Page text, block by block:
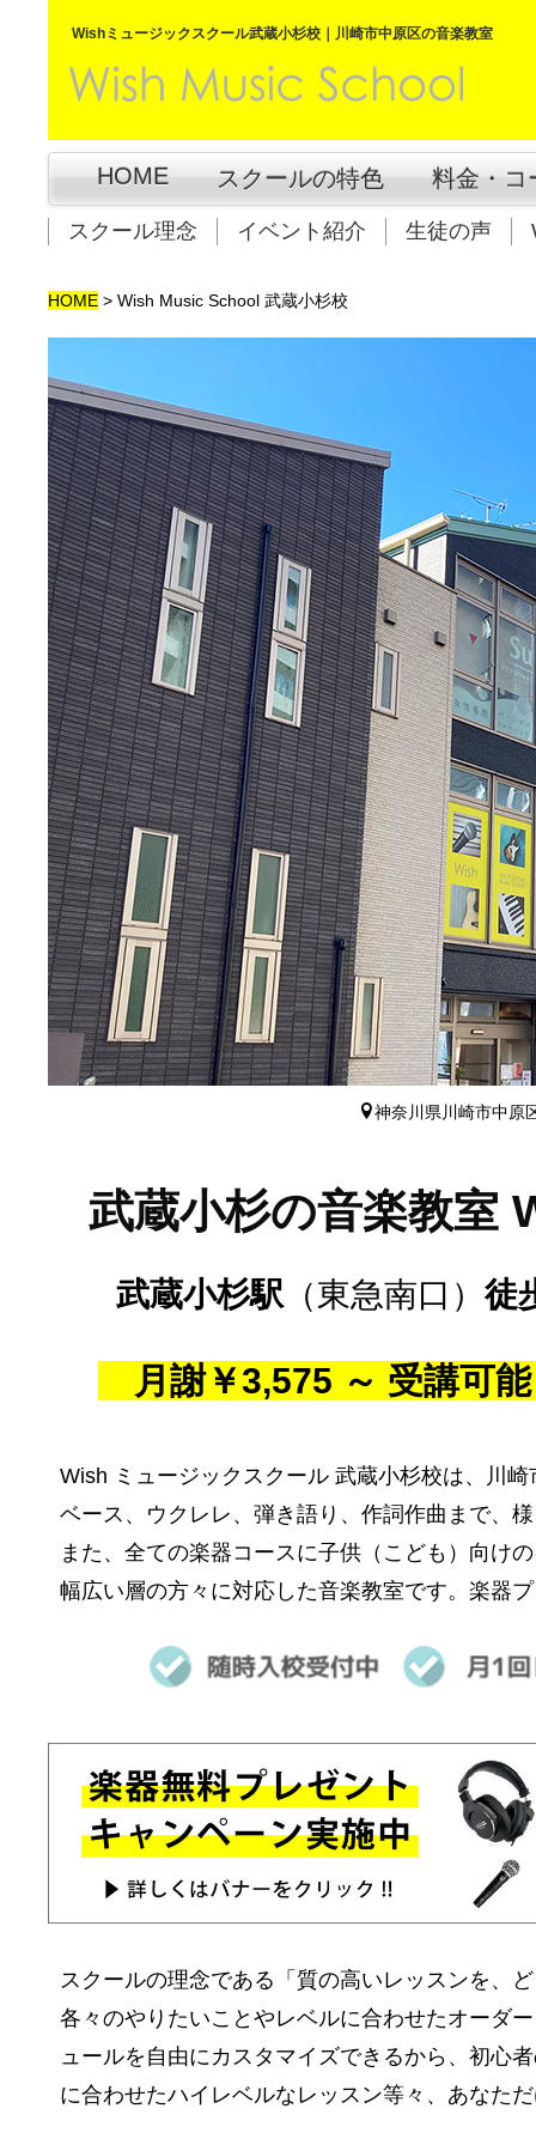
Wishミュージックスクール武蔵小杉校｜川崎市中原区の音楽教室
HOME スクールの特色 料金・コ
スクール理念 イベント紹介 生徒の声
HOME > Wish Music School 武蔵小杉校
神奈川県川崎市中原
武蔵小杉の音楽教室
武蔵小杉駅 （東急南口） 徒
月謝￥3,575 ～ 受講可
Wish ミュージックスクール 武蔵小杉校は、
川崎
ベース、ウクレレ、弾き語り、作詞作曲まで、
また、全ての楽器コースに子供（こども）向け
幅広い層の方々に対応した音楽教室です。楽器
スクールの理念である「質の高いレッスンを、
各々 のやりたいことやレベルに合わせたオーダ
ュールを自由にカスタマイズできるから、初心
に合わせたハイレベルなレッスン等々、あなた